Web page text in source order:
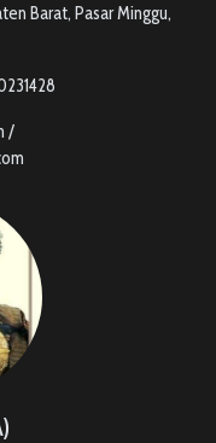
Barat, Pasar Minggu,
/